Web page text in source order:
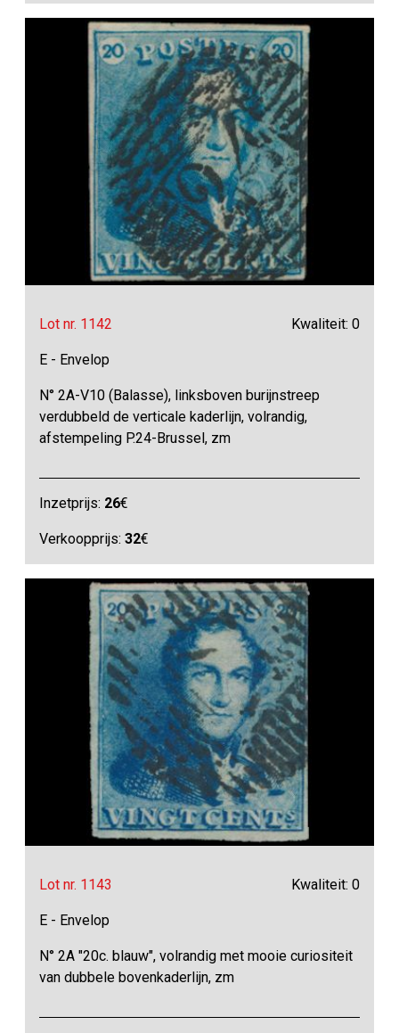
Lot nr. 1142 Kwaliteit: 0
E - Envelop
N° 2A-V10 (Balasse), linksboven burijnstreep
verdubbeld de verticale kaderlijn, volrandig,
afstempeling P.24-Brussel, zm
Inzetprijs: 26€
Verkoopprijs:32€
Lot nr. 1143 Kwaliteit: 0
E - Envelop
N° 2A "20c. blauw", volrandig met mooie curiositeit
van dubbele bovenkaderlijn, zm